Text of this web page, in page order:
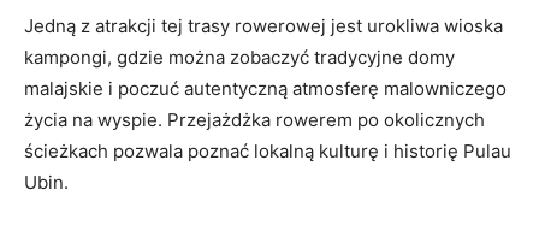
Jedną ⁣z​ atrakcji ⁤tej trasy ⁣rowerowej​ jest urokliwa⁢ wioska
kampongi, gdzie ​można zobaczyć tradycyjne domy
malajskie i poczuć autentyczną atmosferę malowniczego
życia na wyspie. Przejażdżka rowerem ​po⁢ okolicznych
ścieżkach⁣ pozwala poznać lokalną kulturę i historię Pulau
Ubin.